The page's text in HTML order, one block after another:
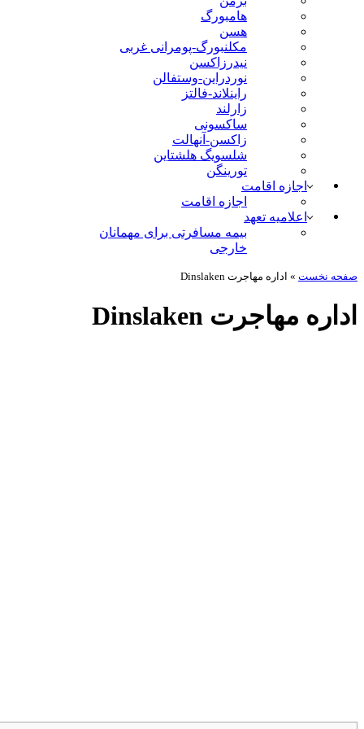
هامبورگ
هسن
مکلنبورگ-پومرانی غربی
نیدرزاکسن
نوردراین-وستفالن
راینلاند-فالتز
زارلند
ساکسونی
زاکسن-آنهالت
شلسویگ هلشتاین
تورینگن
اجازه اقامت
اجازه اقامت
اعلامیه تعهد
بیمه مسافرتی برای مهمانان
خارجی
صفحه نخست » اداره مهاجرت Dinslaken
اداره مهاجرت Dinslaken